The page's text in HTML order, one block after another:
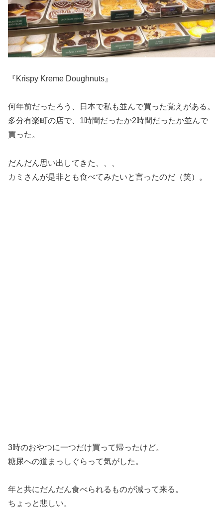
『Krispy Kreme Doughnuts』
何年前だったろう、日本で私も並んで買った覚えがある。
多分有楽町の店で、1時間だったか2時間だったか並んで
買った。
だんだん思い出してきた、、、
カミさんが是非とも食べてみたいと言ったのだ（笑）。
3時のおやつに一つだけ買って帰ったけど。
糖尿への道まっしぐらって気がした。
年と共にだんだん食べられるものが減って来る。
ちょっと悲しい。